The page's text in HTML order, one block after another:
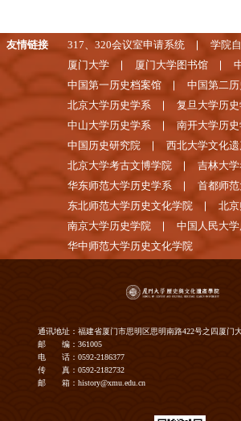
友情链接 317、320会议室申请系统
学院
厦门大学
厦门大学图书馆
中国第一历史档案馆
中国第二
北京大学历史学系
复旦大学历
中山大学历史学系
南开大学历
中国历史研究院
西北大学文化
北京大学考古文博学院
吉林大
华东师范大学历史学系
首都师
东北师范大学历史文化学院
北
南京大学历史学院
中国人民大
华中师范大学历史文化学院
通讯地址：福建省厦门市思明区思明南路422号之四厦门
邮 编：361005
电 话：0592-2186377
传 真：0592-2182732
邮 箱：history@xmu.edu.cn